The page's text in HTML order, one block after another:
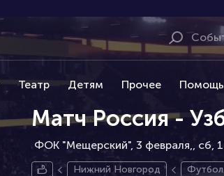
Театр Детям Прочее Помощь
Матч Россия -
ФОК "Мещерский", 3 февраля, сб,
Нижний Новгород